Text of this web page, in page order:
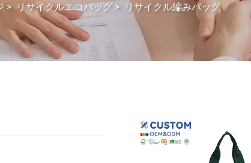
> リサイクルエコバッグ > リサイクル編みバッグ